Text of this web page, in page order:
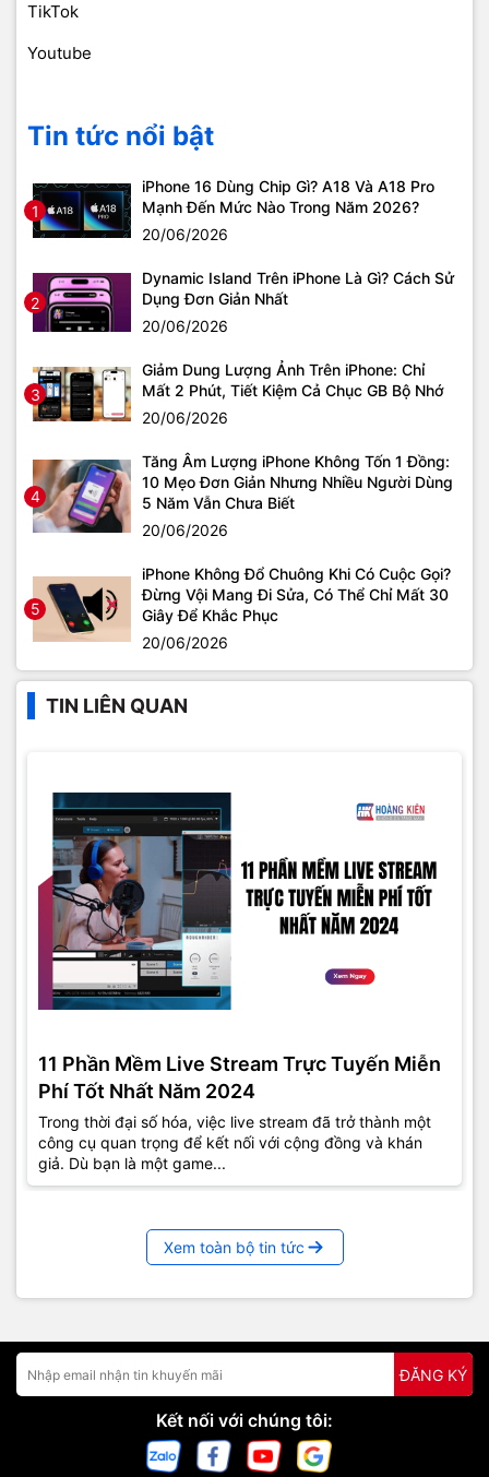
TikTok
Youtube
Tin tức nổi bật
1
iPhone 16 Dùng Chip Gì? A18 Và A18 Pro
Mạnh Đến Mức Nào Trong Năm 2026?
20/06/2026
2
Dynamic Island Trên iPhone Là Gì? Cách Sử
Dụng Đơn Giản Nhất
20/06/2026
3
Giảm Dung Lượng Ảnh Trên iPhone: Chỉ
Mất 2 Phút, Tiết Kiệm Cả Chục GB Bộ Nhớ
20/06/2026
4
Tăng Âm Lượng iPhone Không Tốn 1 Đồng:
10 Mẹo Đơn Giản Nhưng Nhiều Người Dùng
5 Năm Vẫn Chưa Biết
20/06/2026
5
iPhone Không Đổ Chuông Khi Có Cuộc Gọi?
Đừng Vội Mang Đi Sửa, Có Thể Chỉ Mất 30
Giây Để Khắc Phục
20/06/2026
TIN LIÊN QUAN
11 Phần Mềm Live Stream Trực Tuyến Miễn
Phí Tốt Nhất Năm 2024
Trong thời đại số hóa, việc live stream đã trở thành một
công cụ quan trọng để kết nối với cộng đồng và khán
giả. Dù bạn là một game...
Xem toàn bộ tin tức
ĐĂNG KÝ
Kết nối với chúng tôi: